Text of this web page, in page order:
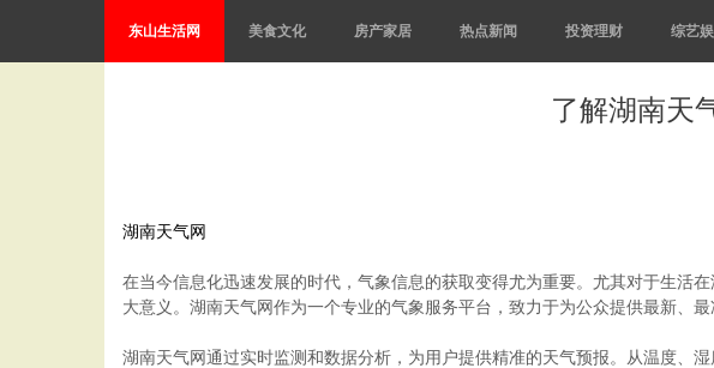
东山生活网 美食文化 房产家居 热点新闻 投资理财 综艺
了解湖南天
湖南天气网
在当今信息化迅速发展的时代，气象信息的获取变得尤为重要。尤其对于生活
大意义。湖南天气网作为一个专业的气象服务平台，致力于为公众提供最新、
湖南天气网通过实时监测和数据分析，为用户提供精准的天气预报。从温度、